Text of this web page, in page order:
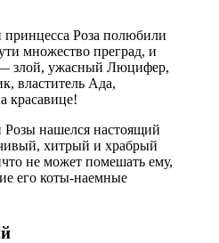
множество преград, и
— злой, ужасный Люцифер,
властитель Ада,
красавице!
нашелся настоящий
хитрый и храбрый
не может помешать ему,
его коты-наемные